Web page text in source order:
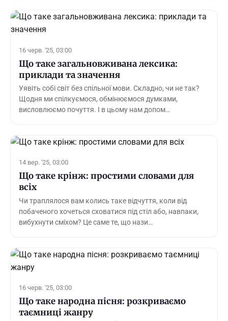
16 черв. '25, 03:00
Що таке загальновживана лексика:
приклади та значення
Уявіть собі світ без спільної мови. Складно, чи не так?
Щодня ми спілкуємося, обмінюємося думками,
висловлюємо почуття. І в цьому нам допом…
14 вер. '25, 03:00
Що таке крінж: простими словами для
всіх
Чи траплялося вам колись таке відчуття, коли від
побаченого хочеться сховатися під стіл або, навпаки,
вибухнути сміхом? Це саме те, що нази…
16 черв. '25, 03:00
Що таке народна пісня: розкриваємо
таємниці жанру